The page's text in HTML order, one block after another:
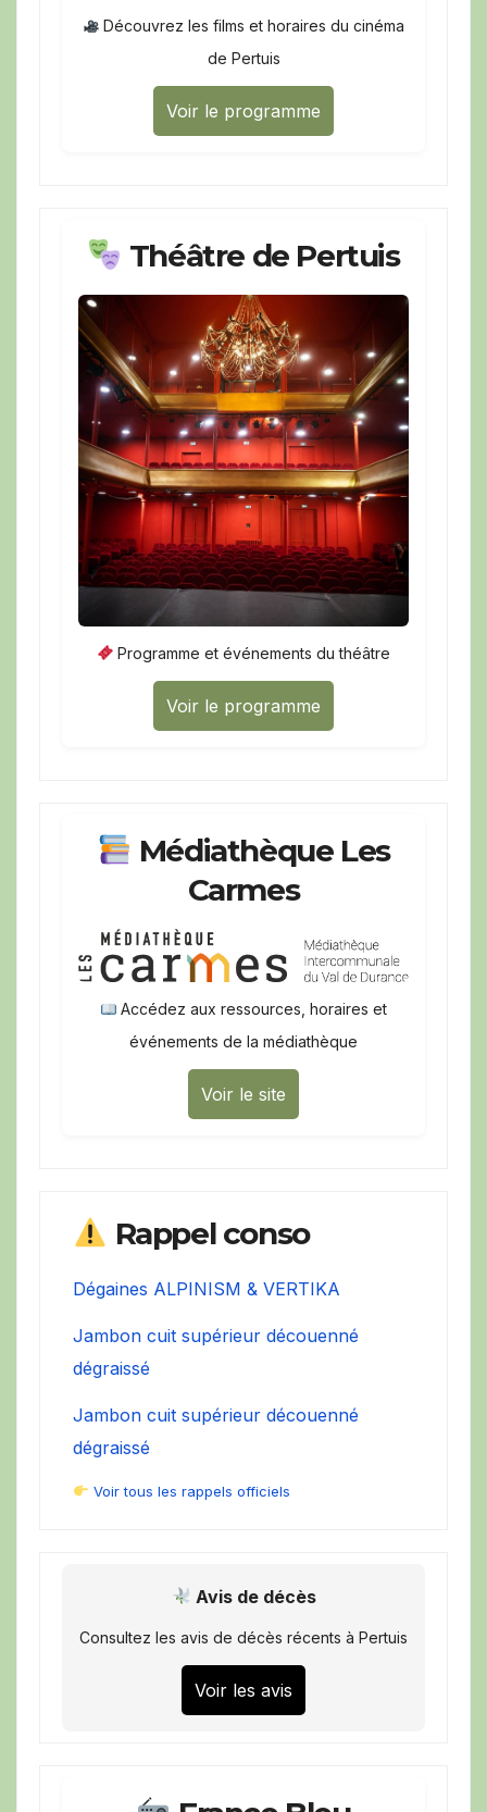
Découvrez les films et horaires du cinéma
de Pertuis
Voir le programme
Théâtre de Pertuis
Programme et événements du théâtre
Voir le programme
Médiathèque Les
Carmes
Accédez aux ressources, horaires et
événements de la médiathèque
Voir le site
Rappel conso
Dégaines ALPINISM & VERTIKA
Jambon cuit supérieur découenné
dégraissé
Jambon cuit supérieur découenné
dégraissé
Voir tous les rappels officiels
Avis de décès
Consultez les avis de décès récents à Pertuis
Voir les avis